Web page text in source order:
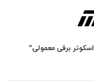
برقی معمولی”